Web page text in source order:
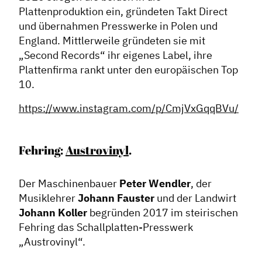
Contentmanagement
Datenmanagement
Serviceleistungen
Kooperationen
Podcast
News
Informiert bleiben
Presse
Mosaik
Expertenwissen
Plattenproduktion ein, gründeten Takt Direct
und übernahmen Presswerke in Polen und
England. Mittlerweile gründeten sie mit
„Second Records“ ihr eigenes Label, ihre
Plattenfirma rankt unter den europäischen Top
10.
https://www.instagram.com/p/CmjVxGqqBVu/
Fehring:Austrovinyl.
Der Maschinenbauer Peter Wendler, der
MusiklehrerJohann Fauster und der Landwirt
Johann Koller begründen 2017 im steirischen
Fehring das Schallplatten-Presswerk
„Austrovinyl“.